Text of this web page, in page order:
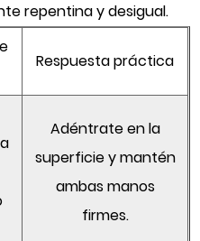
repentina y desigual.
Respuesta práctica
Adéntrate en la
superficie y mantén
ambas manos
firmes.